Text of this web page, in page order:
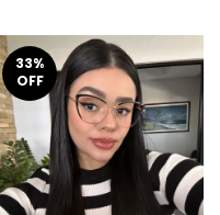
33%
OFF